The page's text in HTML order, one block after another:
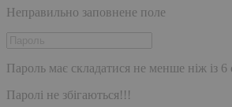
Неправильно заповнене поле
Пароль має складатися не менше ніж із 6
Паролі не збігаються!!!